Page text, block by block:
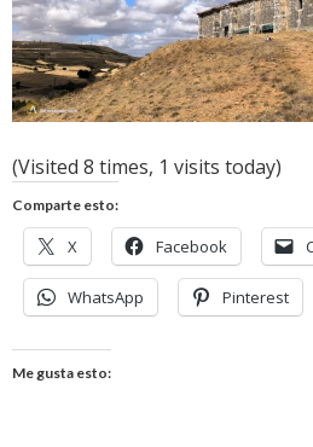
(Visited 8 times, 1 visits today)
Comparte esto:
X Facebook
WhatsApp Pinterest
Me gusta esto: